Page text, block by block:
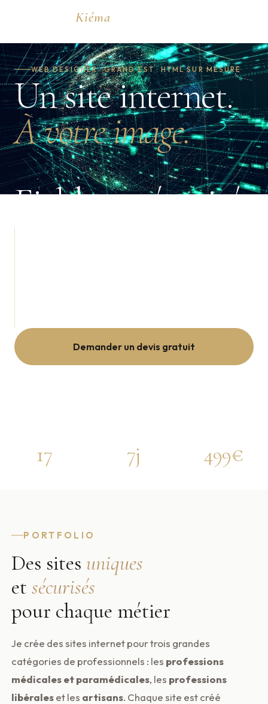
SolangeKiéma
WEB DESIGNER · GRAND EST · HTML SUR MESURE
Un site internet.
À votre image.
Fiable et sécurisé.
Demander un devis gratuit
17 7j 499€
PORTFOLIO
Des sites uniques
etsécurisés
pour chaque métier
Je crée des sites internet pour trois grandes
catégories de professionnels : les professions
médicales et paramédicales, les professions
libéraleset les artisans. Chaque site est créé